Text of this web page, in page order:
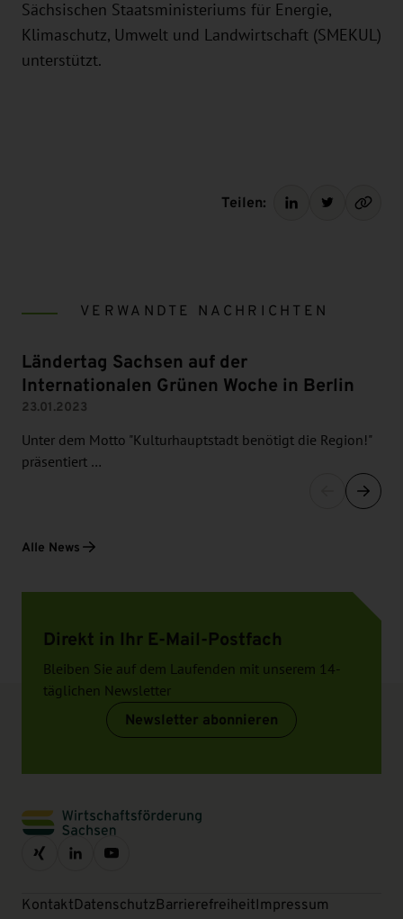
Sächsischen Staatsministeriums für Energie,
Klimaschutz, Umwelt und Landwirtschaft (SMEKUL)
unterstützt.
Teilen:
VERWANDTE NACHRICHTEN
Ländertag Sachsen auf der
Internationalen Grünen Woche in Berlin
23.01.2023
Unter dem Motto "Kulturhauptstadt benötigt die Region!"
präsentiert …
Alle News
Direkt in Ihr E-Mail-Postfach
Bleiben Sie auf dem Laufenden mit unserem 14-
täglichen Newsletter
Newsletter abonnieren
KontaktDatenschutzBarrierefreiheitImpressum